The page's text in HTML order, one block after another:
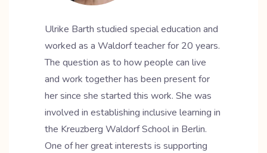
Ulrike Barth studied special education and
worked as a Waldorf teacher for 20 years.
The question as to how people can live
and work together has been present for
her since she started this work. She was
involved in establishing inclusive learning in
the Kreuzberg Waldorf School in Berlin.
One of her great interests is supporting